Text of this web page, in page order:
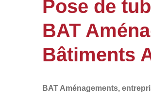
Pose de
BAT
Bâtiments
BAT Aménagements,